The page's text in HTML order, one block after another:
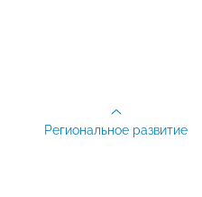
Региональное развитие